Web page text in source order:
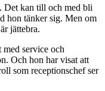
Det kan till och med bli
hon tänker sig. Men om
jätte­bra.
service och
Och hon har visat att
som receptionschef ser